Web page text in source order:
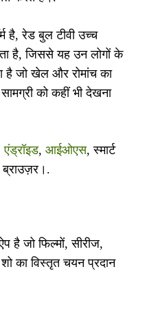
है, रेड बुल टीवी उच्च
है, जिससे यह उन लोगों के
है जो खेल और रोमांच का
को कहीं भी देखना
एंड्रॉइड, आईओएस, स्मार्ट
है जो फिल्मों, सीरीज,
शो का विस्तृत चयन प्रदान